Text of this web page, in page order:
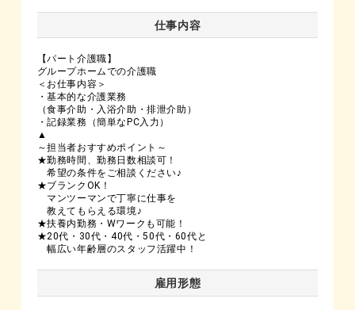
仕事内容
【パート介護職】
グループホームでの介護職
＜お仕事内容＞
・基本的な介護業務
（食事介助・入浴介助・排泄介助）
・記録業務（簡単なPC入力）
▲
～担当者おすすめポイント～
★勤務時間、勤務日数相談可！
希望の条件をご相談ください♪
★ブランクOK！
マンツーマンで丁寧に仕事を
教えてもらえる環境♪
★扶養内勤務・Wワークも可能！
★20代・30代・40代・50代・60代と
幅広い年齢層のスタッフ活躍中！
雇用形態